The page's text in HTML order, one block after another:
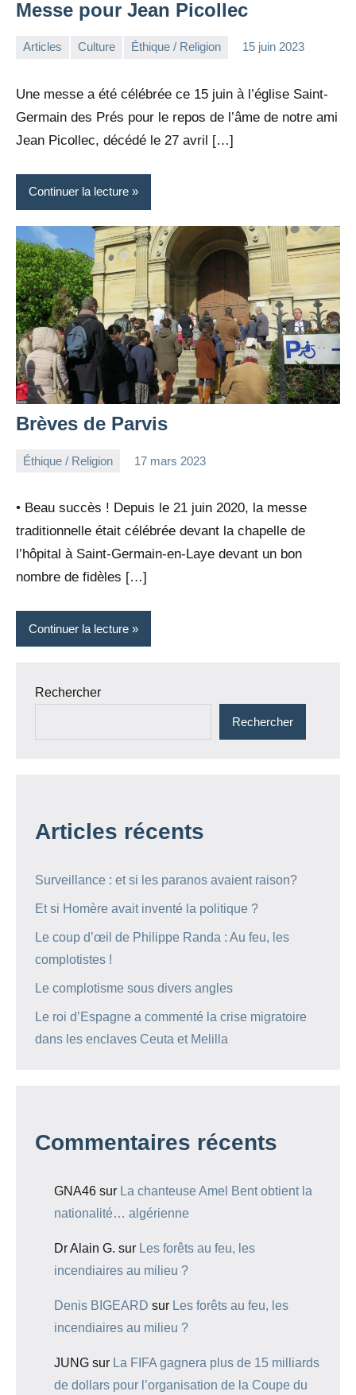
Messe pour Jean Picollec
Articles Culture Éthique / Religion 15 juin 2023
Une messe a été célébrée ce 15 juin à l’église Saint-
Germain des Prés pour le repos de l’âme de notre ami
Jean Picollec, décédé le 27 avril […]
Continuer la lecture
Brèves de Parvis
Éthique / Religion 17 mars 2023
Aucun
• Beau succès ! Depuis le 21 juin 2020, la messe
traditionnelle était célébrée devant la chapelle de
l’hôpital à Saint-Germain-en-Laye devant un bon
nombre de fidèles […]
Continuer la lecture
Rechercher
Rechercher
Articles récents
Surveillance : et si les paranos avaient raison?
Et si Homère avait inventé la politique ?
Le coup d’œil de Philippe Randa : Au feu, les
complotistes !
Le complotisme sous divers angles
Le roi d’Espagne a commenté la crise migratoire
dans les enclaves Ceuta et Melilla
Commentaires récents
GNA46 sur La chanteuse Amel Bent obtient la
nationalité… algérienne
Dr Alain G. sur Les forêts au feu, les
incendiaires au milieu ?
Denis BIGEARD sur Les forêts au feu, les
incendiaires au milieu ?
JUNG sur La FIFA gagnera plus de 15 milliards
de dollars pour l’organisation de la Coupe du